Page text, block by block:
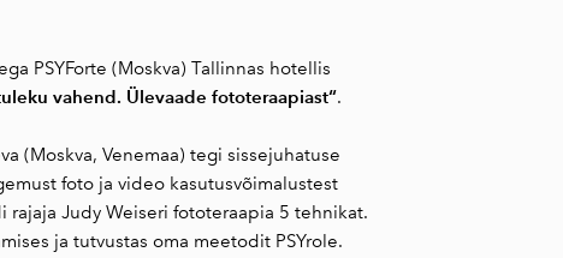
PSYForte (Moskva) Tallinnas hotellis
vahend. Ülevaade fototeraapiast“.
(Moskva, Venemaa) tegi sissejuhatuse
foto ja video kasutusvõimalustest
Judy Weiseri fototeraapia 5 tehnikat.
ja tutvustas oma meetodit PSYrole.